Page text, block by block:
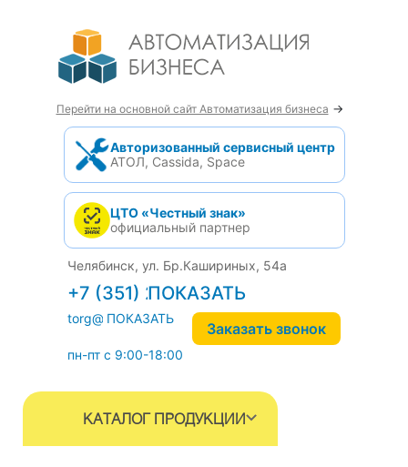
Перейти на основной сайт Автоматизация бизнеса →
Авторизованный сервисный центр
АТОЛ, Cassida, Space
ЦТО «Честный знак»
официальный партнер
Челябинск, ул. Бр.Кашириных, 54а
+7 (351) 242-04-09
torg@1cab.ru
Заказать звонок
пн-пт с 9:00-18:00
КАТАЛОГ ПРОДУКЦИИ